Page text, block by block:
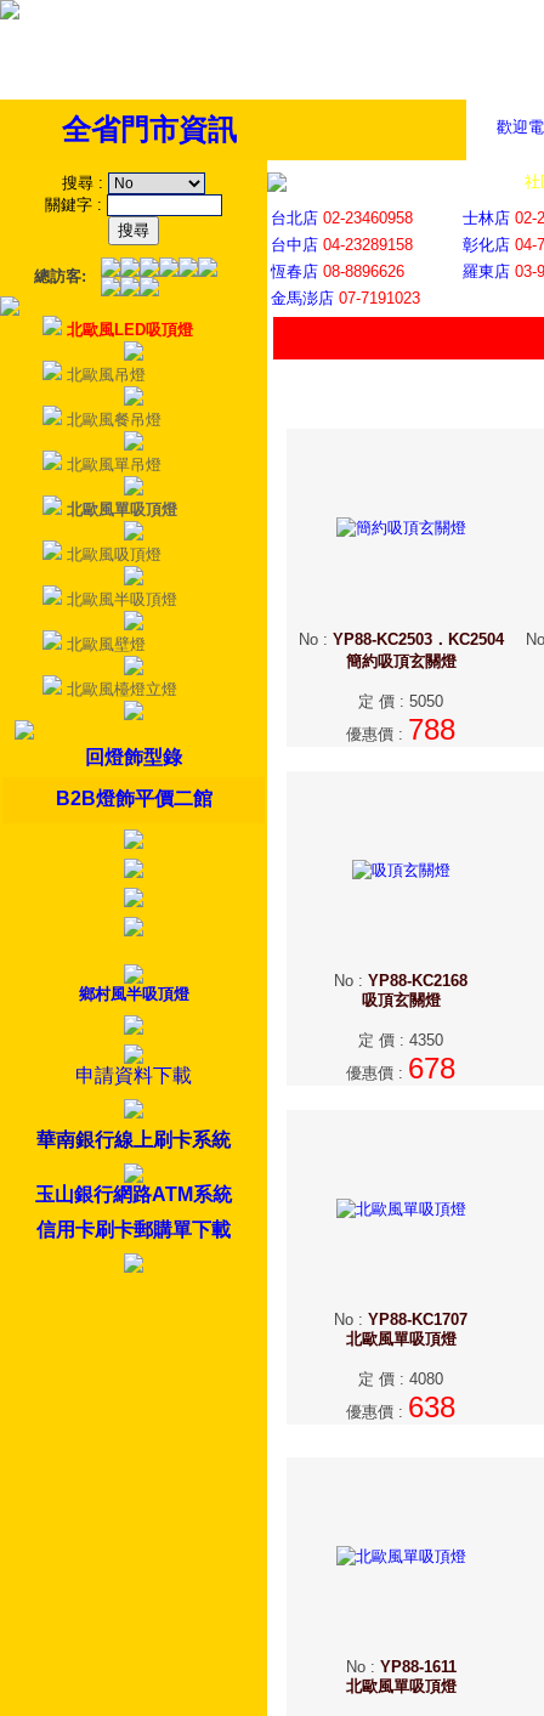
歡迎
全省門市資訊
搜尋 :
關鍵字 :
總訪客:
北歐風LED吸頂燈
北歐風吊燈
北歐風餐吊燈
北歐風單吊燈
北歐風單吸頂燈
北歐風吸頂燈
北歐風半吸頂燈
北歐風壁燈
北歐風檯燈立燈
回燈飾型錄
B2B燈飾平價二館
鄉村風半吸頂燈
申請資料下載
華南銀行線上刷卡系統
玉山銀行網路ATM系統
信用卡刷卡郵購單下載
社
台北店 02-23460958 士林店 02-
台中店 04-23289158 彰化店 04-
恆春店 08-8896626 羅東店 03-
金馬澎店 07-7191023
No: YP88-KC2503．KC2504
簡約吸頂玄關燈
定 價 : 5050
優惠價 : 788
No
No : YP88-KC2168
吸頂玄關燈
定 價 : 4350
優惠價 : 678
No : YP88-KC1707
北歐風單吸頂燈
定 價 : 4080
優惠價 : 638
No: YP88-1611
北歐風單吸頂燈